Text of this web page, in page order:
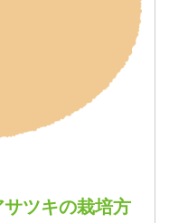
ツキの栽培方